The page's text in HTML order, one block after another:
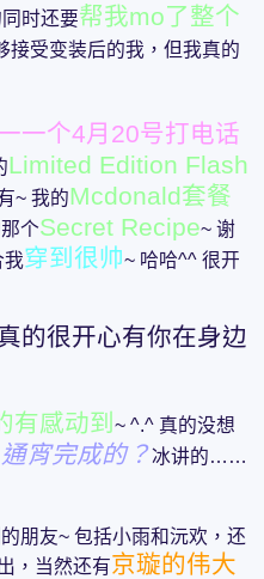
时还要帮我mo了整个
接受变装后的我，但我真的
一个4月20号打电话
Limited Edition Flash
~ 我的Mcdonald套餐
个Secret Recipe~ 谢
我穿到很帅~ 哈哈^^ 很开
的很开心有你在身边
有感动到 ~ ^.^ 真的没想
通宵完成的？冰讲的……
朋友~ 包括小雨和沅欢，还
，当然还有京璇的伟大